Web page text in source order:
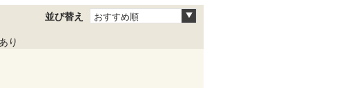
並び替え おすすめ順
り